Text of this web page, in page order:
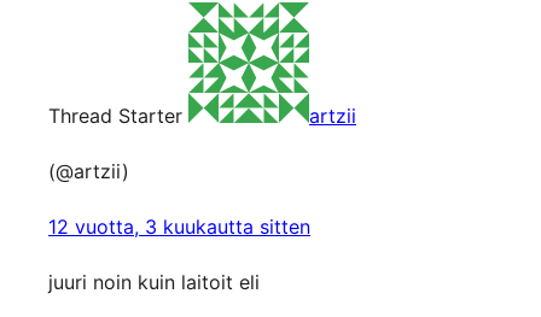
Thread Starter artzii
(@artzii)
12 vuotta, 3 kuukautta sitten
juuri noin kuin laitoit eli